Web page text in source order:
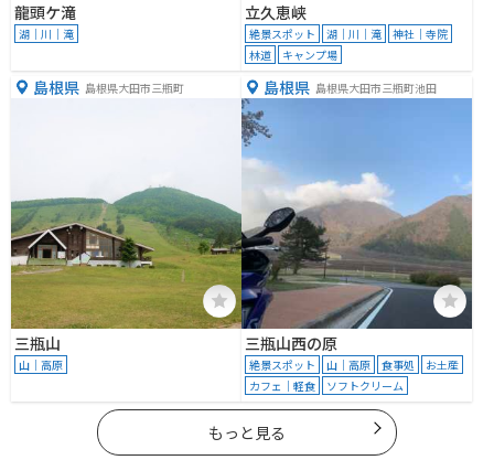
龍頭ケ滝
湖｜川｜滝
立久恵峡
絶景スポット 湖｜川｜滝
神社｜寺院
林道
キャンプ場
島根県 島根県大田市三瓶町
三瓶山
山｜高原
島根県 島根県大田市三瓶町池田
三瓶山西の原
絶景スポット 山｜高原 食事処
お土産
カフェ｜軽食
ソフトクリーム
もっと見る